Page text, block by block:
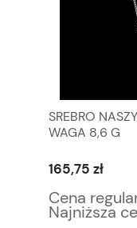
SREBRO
WAGA 8,6 G
165,75 zł
Cena
Najniższa